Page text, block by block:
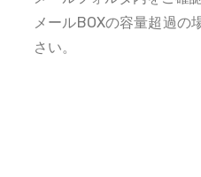
メールBOXの容量超過の
さい。